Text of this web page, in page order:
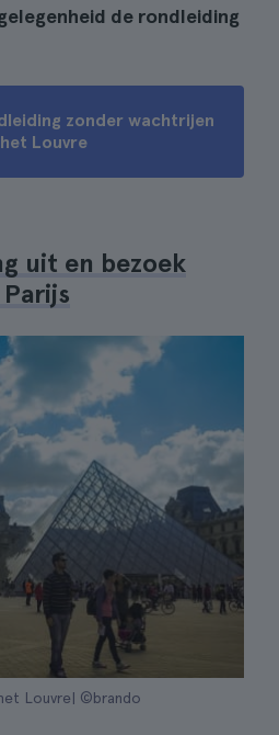
de rondleiding
zonder wachtrijen
Louvre
uit en bezoek
Louvre| ©brando